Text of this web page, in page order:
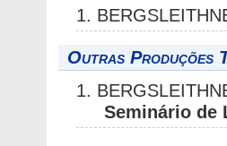
1.
Outras Produções
1.
Seminário de